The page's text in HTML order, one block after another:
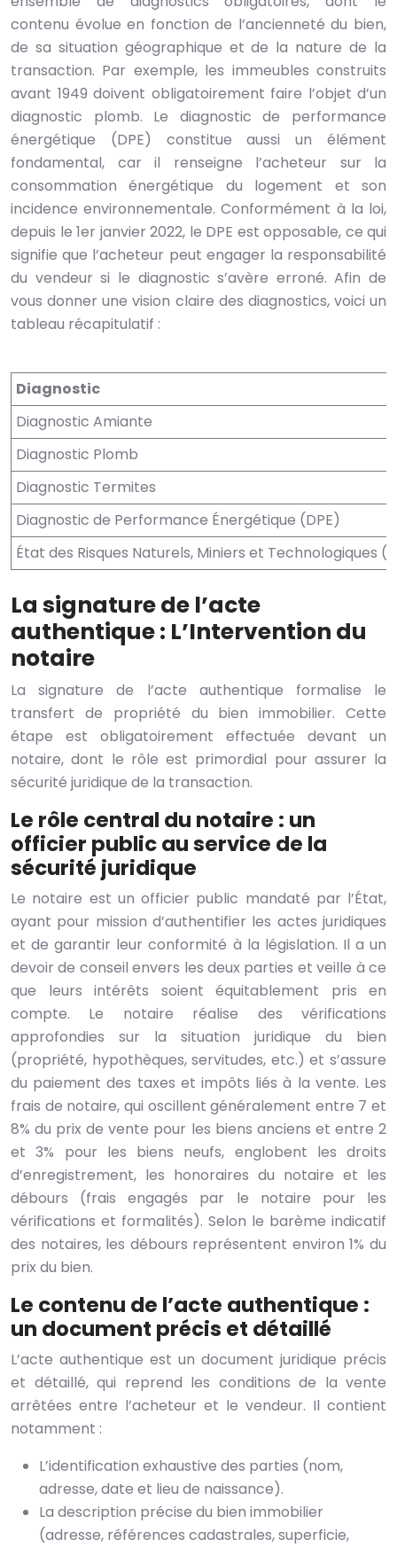
contenu évolue en fonction de l’ancienneté du bien,
de sa situation géographique et de la nature de la
transaction. Par exemple, les immeubles construits
avant 1949 doivent obligatoirement faire l’objet d’un
diagnostic plomb. Le diagnostic de performance
énergétique (DPE) constitue aussi un élément
fondamental, car il renseigne l’acheteur sur la
consommation énergétique du logement et son
incidence environnementale. Conformément à la loi,
depuis le 1er janvier 2022, le DPE est opposable, ce qui
signifie que l’acheteur peut engager la responsabilité
du vendeur si le diagnostic s’avère erroné. Afin de
vous donner une vision claire des diagnostics, voici un
tableau récapitulatif :
Diagnostic
Diagnostic Amiante
Diagnostic Plomb
Diagnostic Termites
Diagnostic de Performance Énergétique (DPE)
État des Risques Naturels, Miniers et Technologiques
La signature de l’acte
authentique : L’Intervention du
notaire
La signature de l’acte authentique formalise le
transfert de propriété du bien immobilier. Cette
étape est obligatoirement effectuée devant un
notaire, dont le rôle est primordial pour assurer la
sécurité juridique de la transaction.
Le rôle central du notaire : un
officier public au service de la
sécurité juridique
Le notaire est un officier public mandaté par l’État,
ayant pour mission d’authentifier les actes juridiques
et de garantir leur conformité à la législation. Il a un
devoir de conseil envers les deux parties et veille à ce
que leurs intérêts soient équitablement pris en
compte. Le notaire réalise des vérifications
approfondies sur la situation juridique du bien
(propriété, hypothèques, servitudes, etc.) et s’assure
du paiement des taxes et impôts liés à la vente. Les
frais de notaire, qui oscillent généralement entre 7 et
8% du prix de vente pour les biens anciens et entre 2
et 3% pour les biens neufs, englobent les droits
d’enregistrement, les honoraires du notaire et les
débours (frais engagés par le notaire pour les
vérifications et formalités). Selon le barème indicatif
des notaires, les débours représentent environ 1% du
prix du bien.
Le contenu de l’acte authentique :
un document précis et détaillé
L’acte authentique est un document juridique précis
et détaillé, qui reprend les conditions de la vente
arrêtées entre l’acheteur et le vendeur. Il contient
notamment :
L’identification exhaustive des parties (nom,
adresse, date et lieu de naissance).
La description précise du bien immobilier
(adresse, références cadastrales, superficie,